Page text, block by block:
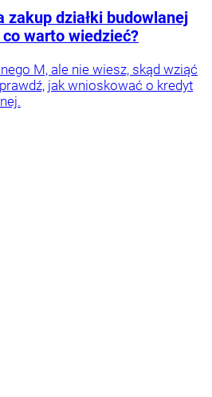
zakup działki budowlanej
warto wiedzieć?
M, ale nie wiesz, skąd wziąć
jak wnioskować o kredyt